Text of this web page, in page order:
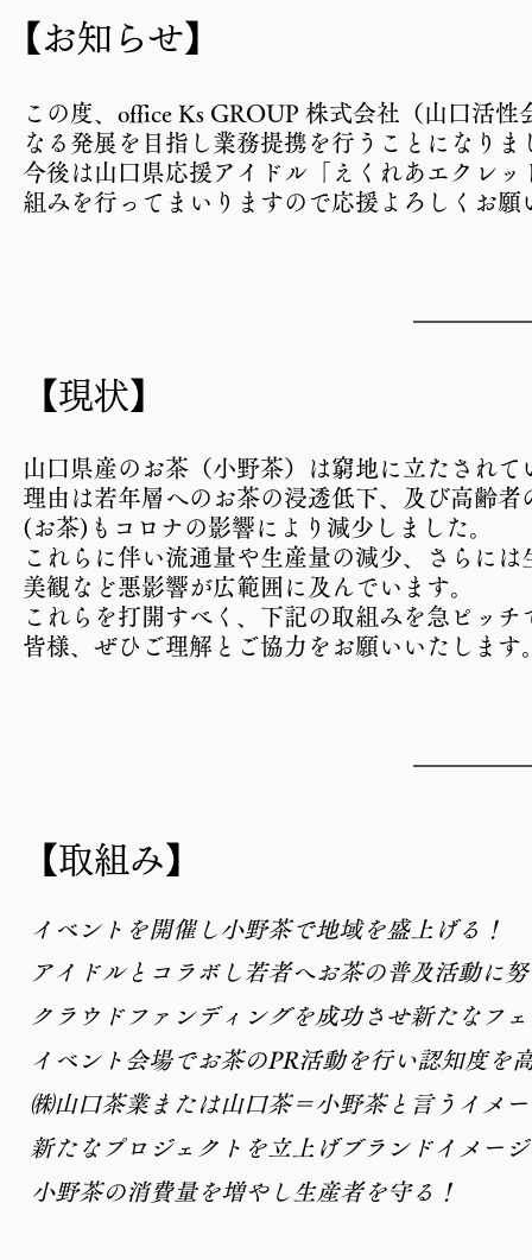
【お知らせ】
この度、office Ks GROUP 株式会社（山口活
なる発展を目指し業務提携を行うことになりま
今後は山口県応援アイドル「えくれあエクレ
組みを行ってまいりますので応援よろしくお願
【現状】
山口県産のお茶（小野茶）は窮地に立たされて
理由は若年層へのお茶の浸透低下、及び高齢
(お茶)もコロナの影響により減少しました。
これらに伴い流通量や生産量の減少、さらに
美観など悪影響が広範囲に及んでいます。
これらを打開すべく、下記の取組みを急ピッ
皆様、ぜひご理解とご協力をお願いいたします
【取組み】
イベントを開催し小野茶で地域を盛上げる！
アイドルとコラボし若者へお茶の普及活動に
クラウドファンディングを成功させ新たなフ
イベント会場でお茶のPR活動を行い認知度を
㈱山口茶業または山口茶＝小野茶と言うイメ
新たなプロジェクトを立上げブランドイメー
小野茶の消費量を増やし生産者を守る！